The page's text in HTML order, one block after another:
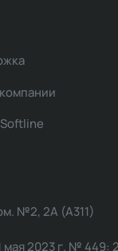
№2, 2А (А311)
2023 г. № 449: